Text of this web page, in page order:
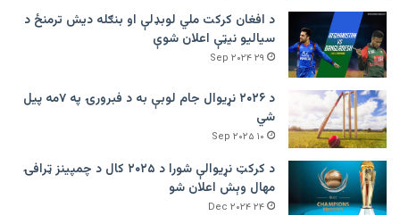
د افغان کرکت ملي لوبډلې او بنګله دیش ترمنځ د
سیالیو نیټې اعلان شوې
۲۹ Sep ۲۰۲۴
د ۲۰۲۶ نړیوال جام لوبې به د فبرورۍ په ۷مه پیل
شي
۱۰ Sep ۲۰۲۵
د کرکټ نړیوالې شورا د ۲۰۲۵ کال د چمپینز ټرافۍ
مهال وېش اعلان شو
۲۴ Dec ۲۰۲۴